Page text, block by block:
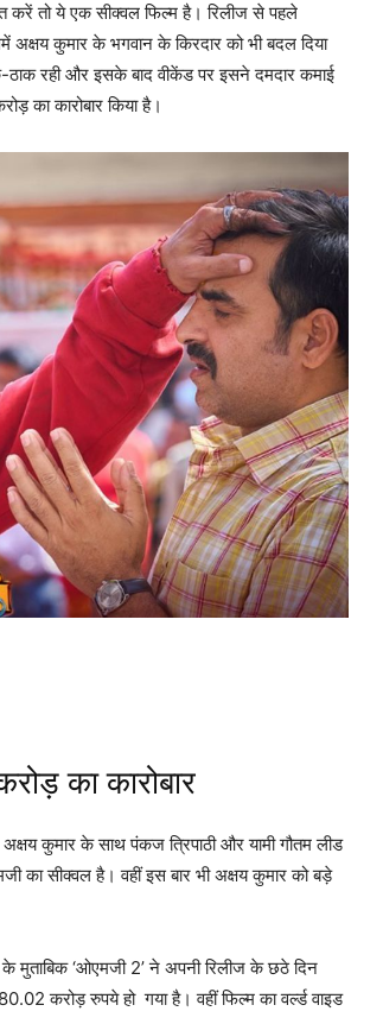
करें तो ये एक सीक्वल फिल्म है। रिलीज से पहले
अक्षय कुमार के भगवान के किरदार को भी बदल दिया
रही और इसके बाद वीकेंड पर इसने दमदार कमाई
का कारोबार किया है।
का कारोबार
कुमार के साथ पंकज त्रिपाठी और यामी गौतम लीड
सीक्वल है। वहीं इस बार भी अक्षय कुमार को बड़े
मुताबिक ‘ओएमजी 2’ ने अपनी रिलीज के छठे दिन
करोड़ रुपये हो गया है। वहीं फिल्म का वर्ल्ड वाइड